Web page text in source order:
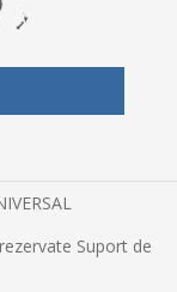
Suport de